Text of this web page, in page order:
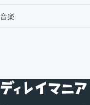
音楽